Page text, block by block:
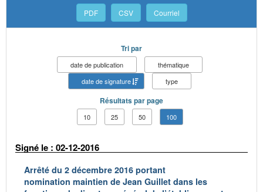
PDF CSV Courriel
Tri par
date de publication
thématique
date de signature
type
Résultats par page
10 25 50 100
Signé le : 02-12-2016
Arrêté du 2 décembre 2016 portant
nomination maintien de Jean Guillet dans les